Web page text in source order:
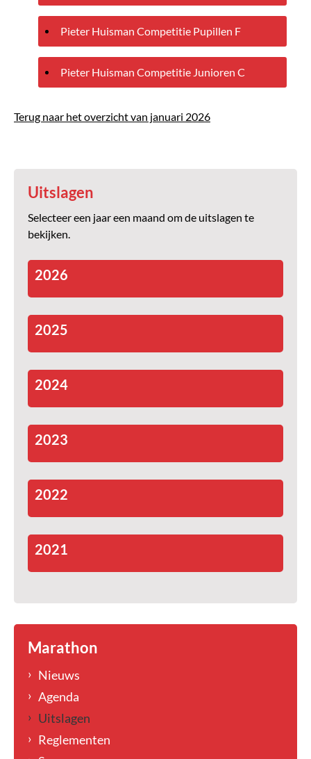
Pieter Huisman Competitie Pupillen F
Pieter Huisman Competitie Junioren C
Terug naar het overzicht van januari 2026
Uitslagen
Selecteer een jaar een maand om de uitslagen te
bekijken.
2026
2025
2024
2023
2022
2021
Marathon
Nieuws
Agenda
Uitslagen
Reglementen